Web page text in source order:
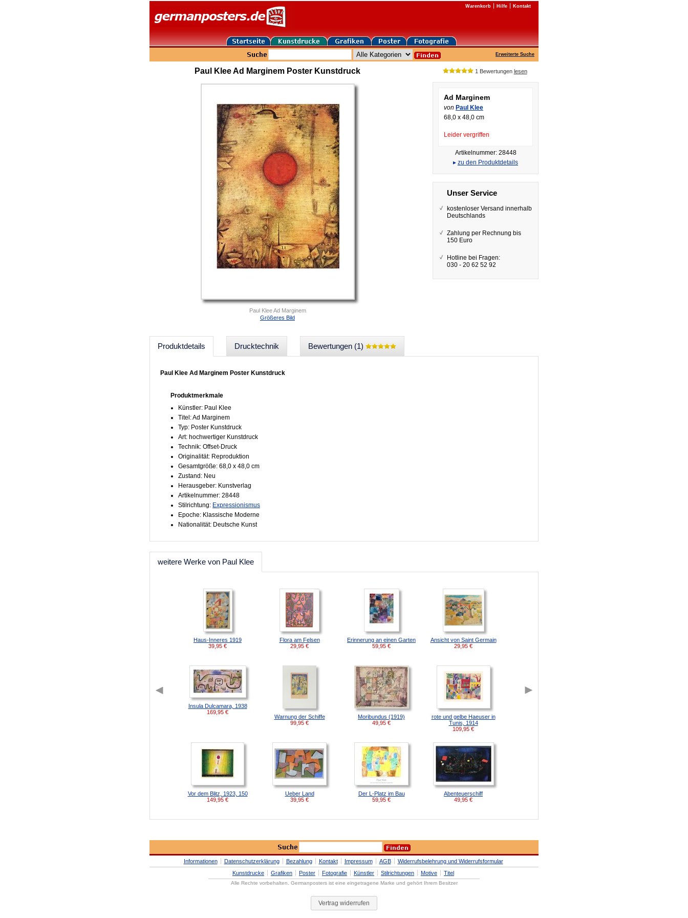
Warenkorb Hilfe Kontakt
Erweiterte Suche
Paul Klee Ad Marginem Poster Kunstdruck
Paul Klee Ad Marginem
Größeres Bild
1 Bewertungen lesen
Ad Marginem
von Paul Klee
68,0 x 48,0 cm
Leider vergriffen
Artikelnummer: 28448
▸ zu den Produktdetails
Unser Service
kostenloser Versand innerhalb
Deutschlands
Zahlung per Rechnung bis
150 Euro
Hotline bei Fragen:
030 - 20 62 52 92
Produktdetails Drucktechnik Bewertungen (1)
Paul Klee Ad Marginem Poster Kunstdruck
Produktmerkmale
Künstler: Paul Klee
Titel: Ad Marginem
Typ: Poster Kunstdruck
Art: hochwertiger Kunstdruck
Technik: Offset-Druck
Originalität: Reproduktion
Gesamtgröße: 68,0 x 48,0 cm
Zustand: Neu
Herausgeber: Kunstverlag
Artikelnummer: 28448
Stilrichtung: Expressionismus
Epoche: Klassische Moderne
Nationalität: Deutsche Kunst
weitere Werke von Paul Klee
Haus-Inneres 1919
39,95 €
Flora am Felsen
29,95 €
Erinnerung an einen Garten
59,95 €
Ansicht von Saint Germain
29,95 €
Insula Dulcamara, 1938
169,95 €
Warnung der Schiffe
99,95 €
Moribundus (1919)
49,95 €
rote und gelbe Haeuser in
Tunis, 1914
109,95 €
Vor dem Blitz, 1923, 150
149,95 €
Ueber Land
39,95 €
Der L-Platz im Bau
59,95 €
Abenteuerschiff
49,95 €
Informationen Datenschutzerklärung Bezahlung Kontakt Impressum AGB
Widerrufsbelehrung und Widerrufsformular
Kunstdrucke
Grafiken Poster Fotografie Künstler Stilrichtungen Motive Titel
Alle Rechte vorbehalten. Germanposters ist eine eingetragene Marke und gehört Ihrem Besitzer
Vertrag widerrufen